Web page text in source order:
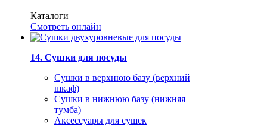
Каталоги
Смотреть онлайн
14. Сушки для посуды
Сушки в верхнюю базу (верхний
шкаф)
Сушки в нижнюю базу (нижняя
тумба)
Аксессуары для сушек